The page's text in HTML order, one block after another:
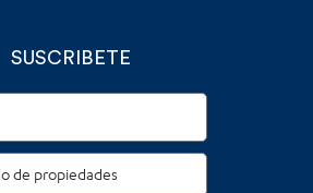
SUSCRIBETE